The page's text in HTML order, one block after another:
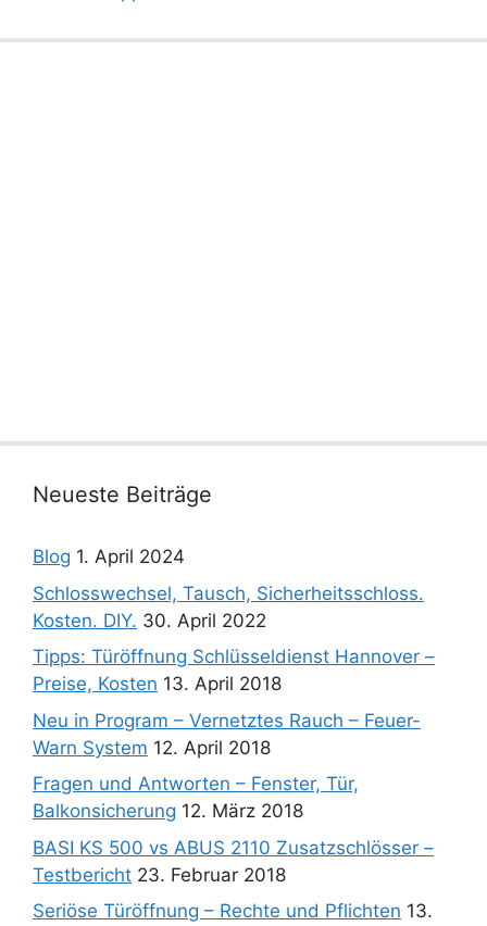
Neueste Beiträge
Blog 1. April 2024
Schlosswechsel, Tausch, Sicherheitsschloss.
Kosten. DIY. 30. April 2022
Tipps: Türöffnung Schlüsseldienst Hannover –
Preise, Kosten 13. April 2018
Neu in Program – Vernetztes Rauch – Feuer-
Warn System 12. April 2018
Fragen und Antworten – Fenster, Tür,
Balkonsicherung 12. März 2018
BASI KS 500 vs ABUS 2110 Zusatzschlösser –
Testbericht 23. Februar 2018
Seriöse Türöffnung – Rechte und Pflichten 13.